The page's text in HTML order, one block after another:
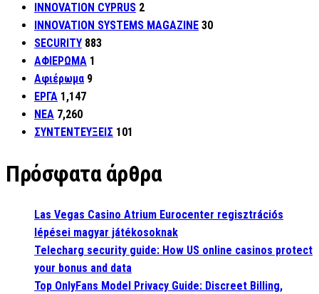
INNOVATION CYPRUS 2
INNOVATION SYSTEMS MAGAZINE 30
SECURITY 883
ΑΦΙΕΡΩΜΑ 1
Αφιέρωμα 9
ΕΡΓΑ 1,147
ΝΕΑ 7,260
ΣΥΝΤΕΝΤΕΥΞΕΙΣ 101
Πρόσφατα άρθρα
Las Vegas Casino Atrium Eurocenter regisztrációs
lépései magyar játékosoknak
Telecharg security guide: How US online casinos protect
your bonus and data
Top OnlyFans Model Privacy Guide: Discreet Billing,